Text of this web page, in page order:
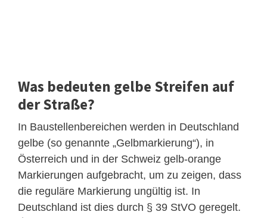
Was bedeuten gelbe Streifen auf
der Straße?
In Baustellenbereichen werden in Deutschland
gelbe (so genannte „Gelbmarkierung“), in
Österreich und in der Schweiz gelb-orange
Markierungen aufgebracht, um zu zeigen, dass
die reguläre Markierung ungültig ist. In
Deutschland ist dies durch § 39 StVO geregelt.